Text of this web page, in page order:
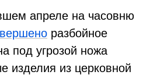
апреле на часовню
разбойное
под угрозой ножа
изделия из церковной